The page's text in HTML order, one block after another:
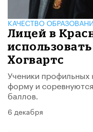
КАЧЕСТВО
Лицей в
Хогвартс
Ученики профильных
форму и
баллов.
6 декабря